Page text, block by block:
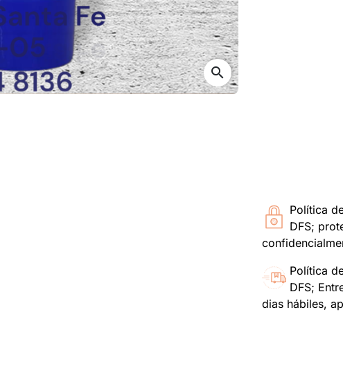
search
Política
DFS;
Política
DFS;
dias hábiles,